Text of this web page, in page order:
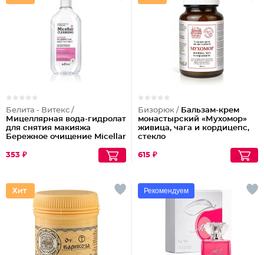
Белита - Витекс /
Мицеллярная вода-гидролат
для снятия макияжа
Бережное очищение Micellar
353 ₽
Бизорюк / Бальзам-крем
монастырский «Мухомор»
живица, чага и кордицепс,
стекло
615 ₽
Рекомендуем